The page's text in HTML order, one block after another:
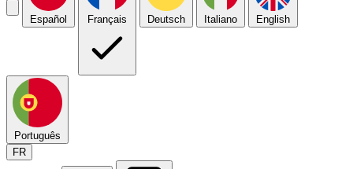
Español Français Deutsch Italiano English
Português
FR